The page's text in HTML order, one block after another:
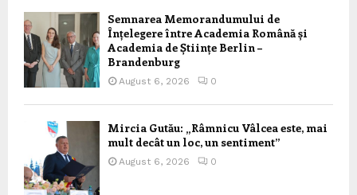
Semnarea Memorandumului de
Înțelegere între Academia Română și
Academia de Științe Berlin –
Brandenburg
August 6, 2026 0
Mircia Gutău: „Râmnicu Vâlcea este, mai
mult decât un loc, un sentiment”
August 6, 2026 0